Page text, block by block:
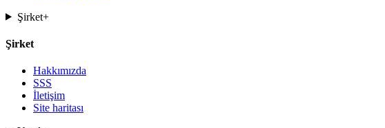
Şirket+
Şirket
Hakkımızda
SSS
İletişim
Site haritası